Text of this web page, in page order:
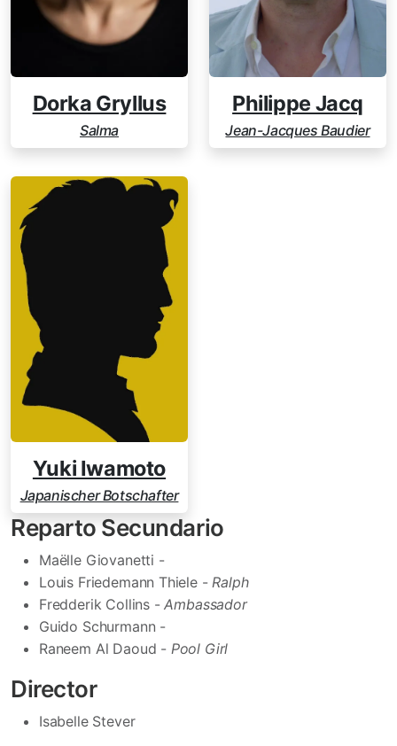
Dorka Gryllus
Salma
Philippe Jacq
Jean-Jacques Baudier
Yuki Iwamoto
Japanischer Botschafter
Reparto Secundario
Maëlle Giovanetti -
Louis Friedemann Thiele - Ralph
Fredderik Collins -Ambassador
Guido Schurmann -
Raneem Al Daoud - Pool Girl
Director
Isabelle Stever